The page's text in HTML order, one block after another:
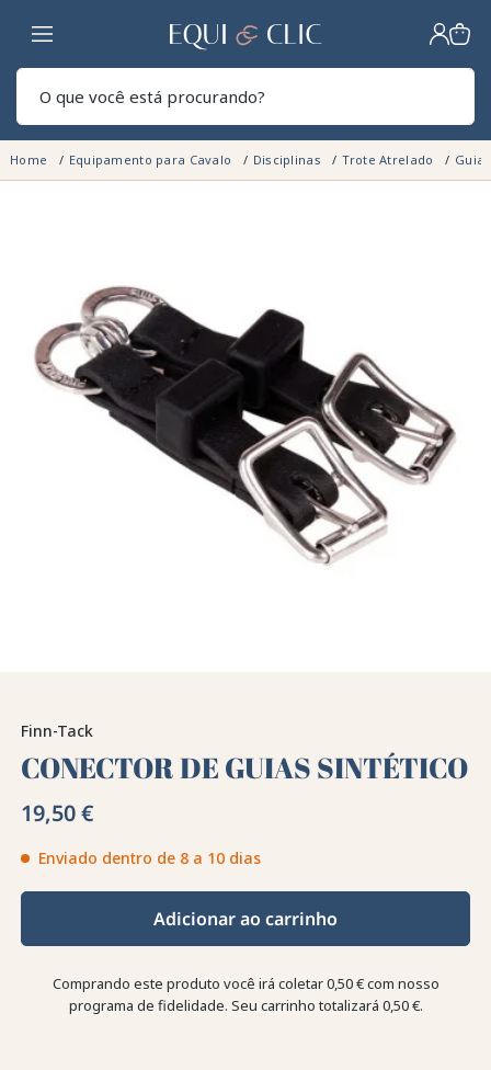
Lar
Home Equipamento para Cavalo Disciplinas Trote Atrelado
Finn-Tack
CONECTOR DE GUIAS SINTÉTICO
19,50 €
Enviado dentro de 8 a 10 dias
Adicionar ao carrinho
Comprando este produto você irá coletar0,50 €com nosso
programa de fidelidade. Seu carrinho totalizará 0,50 €.